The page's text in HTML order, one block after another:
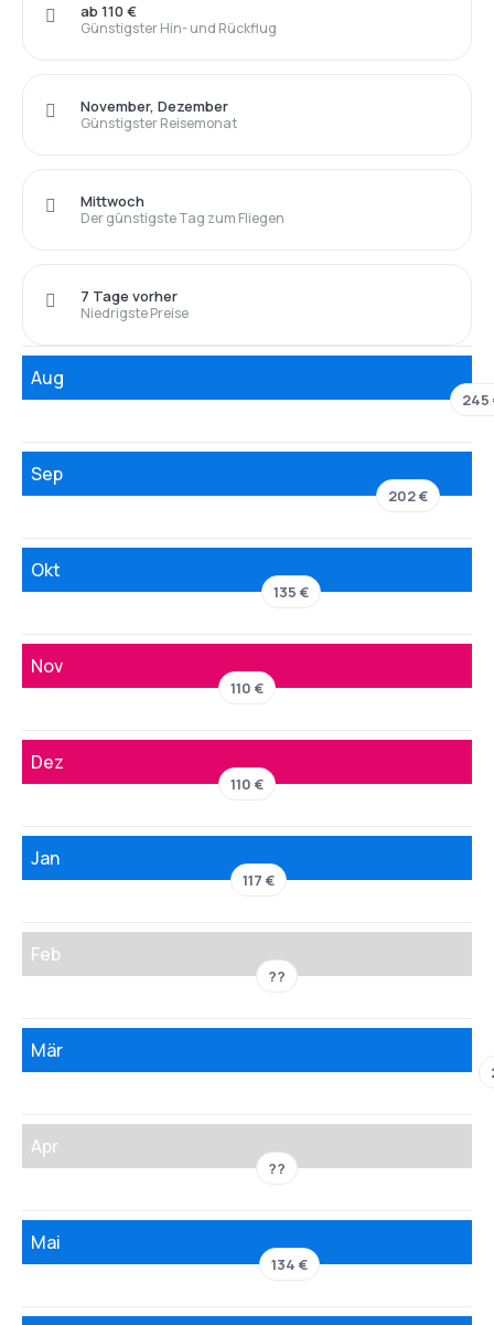
Günstigster Hin- und Rückflug
ab 110 €
Günstigster Reisemonat
November, Dezember
Der günstigste Tag zum Fliegen
Mittwoch
Niedrigste Preise
7 Tage vorher
Aug
245
Sep
202 €
Okt
135 €
Nov
110 €
Dez
110 €
Jan
117 €
Feb
??
Mär
Apr
??
Mai
134 €